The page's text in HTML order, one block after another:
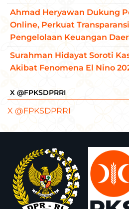
Ahmad Heryawan Dukung
Online, Perkuat
Pengelolaan Keuangan
Surahman Hidayat Soroti
Akibat Fenomena El Nino
X @FPKSDPRRI
X @FPKSDPRRI